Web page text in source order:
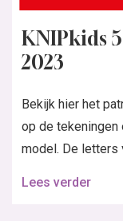
KNIPkids
2023
Bekijk hier het
op de tekeningen
model. De letters
Lees verder